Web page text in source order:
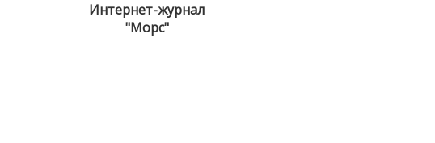
Интернет-журнал
"Морс"